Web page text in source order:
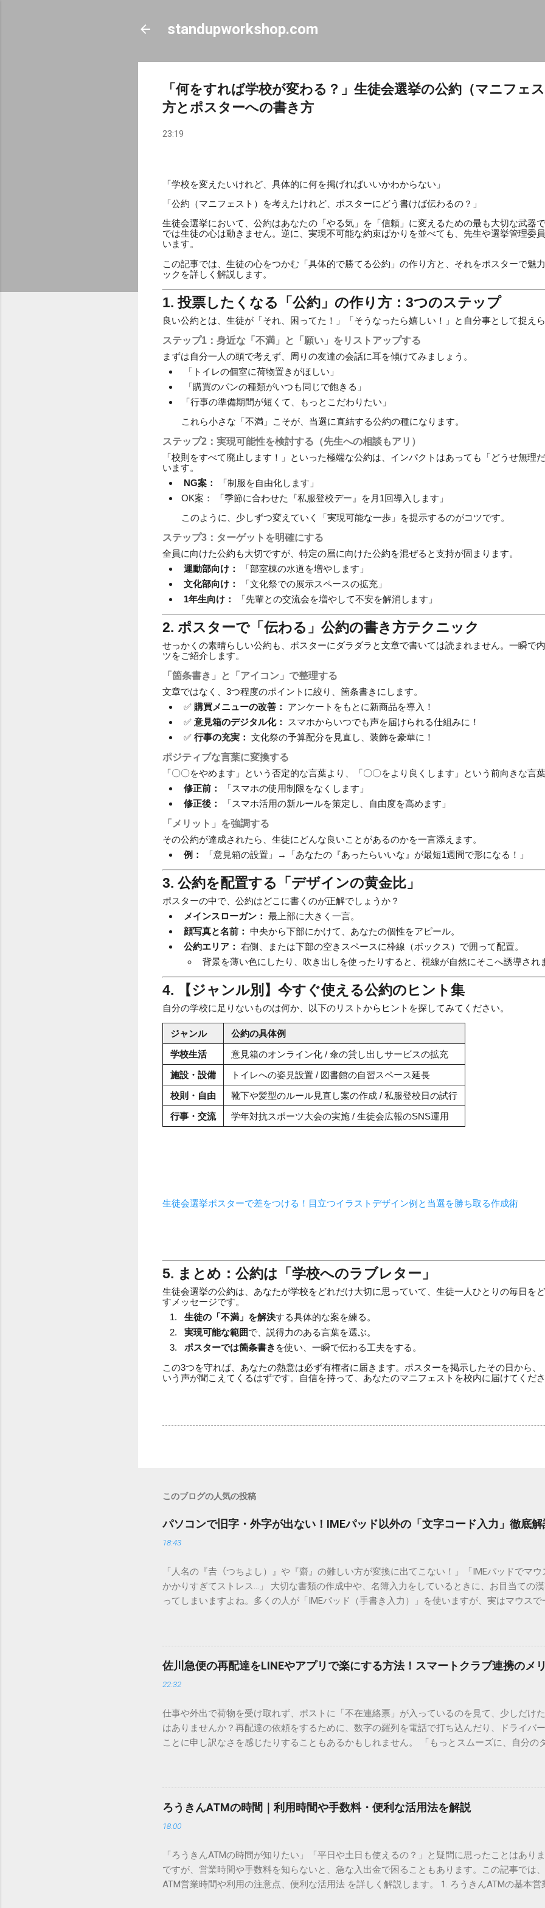
standupworkshop.com
「何をすれば学校が変わる？」生徒会選挙の公約（マニフェ
方とポスターへの書き方
23:19
「学校を変えたいけれど、具体的に何を掲げればいいかわからない」
「公約（マニフェスト）を考えたけれど、ポスターにどう書けば伝わるの？」
生徒会選挙において、公約はあなたの「やる気」を「信頼」に変えるための最も大切な武器
では生徒の心は動きません。逆に、実現不可能な約束ばかりを並べても、先生や選挙管理委
います。
この記事では、生徒の心をつかむ「具体的で勝てる公約」の作り方と、それをポスターで魅
ックを詳しく解説します。
1. 投票したくなる「公約」の作り方：3つのステップ
良い公約とは、生徒が「それ、困ってた！」「そうなったら嬉しい！」と自分事として捉え
ステップ1：身近な「不満」と「願い」をリストアップする
まずは自分一人の頭で考えず、周りの友達の会話に耳を傾けてみましょう。
「トイレの個室に荷物置きがほしい」
「購買のパンの種類がいつも同じで飽きる」
「行事の準備期間が短くて、もっとこだわりたい」
これら小さな「不満」こそが、当選に直結する公約の種になります。
ステップ2：実現可能性を検討する（先生への相談もアリ）
「校則をすべて廃止します！」といった極端な公約は、インパクトはあっても「どうせ無理
います。
NG案：
「制服を自由化します」
OK案： 「季節に合わせた『私服登校デー』を月1回導入します」
このように、少しずつ変えていく「実現可能な一歩」を提示するのがコツです。
ステップ3：ターゲットを明確にする
全員に向けた公約も大切ですが、特定の層に向けた公約を混ぜると支持が固まります。
運動部向け：
「部室棟の水道を増やします」
文化部向け：
「文化祭での展示スペースの拡充」
1年生向け：
「先輩との交流会を増やして不安を解消します」
2. ポスターで「伝わる」公約の書き方テクニック
せっかくの素晴らしい公約も、ポスターにダラダラと文章で書いては読まれません。一瞬で
ツをご紹介します。
「箇条書き」と「アイコン」で整理する
文章ではなく、3つ程度のポイントに絞り、箇条書きにします。
✅ 購買メニューの改善：
アンケートをもとに新商品を導入！
✅ 意見箱のデジタル化：
スマホからいつでも声を届けられる仕組みに！
✅ 行事の充実： 文化祭の予算配分を見直し、装飾を豪華に！
ポジティブな言葉に変換する
「〇〇をやめます」という否定的な言葉より、「〇〇をより良くします」という前向きな言
修正前：
「スマホの使用制限をなくします」
修正後：
「スマホ活用の新ルールを策定し、自由度を高めます」
「メリット」を強調する
その公約が達成されたら、生徒にどんな良いことがあるのかを一言添えます。
例：
「意見箱の設置」→「あなたの『あったらいいな』が最短1週間で形になる！」
3. 公約を配置する「デザインの黄金比」
ポスターの中で、公約はどこに書くのが正解でしょうか？
メインスローガン： 最上部に大きく一言。
顔写真と名前： 中央から下部にかけて、あなたの個性をアピール。
公約エリア： 右側、または下部の空きスペースに枠線（ボックス）で囲って配置。
背景を薄い色にしたり、吹き出しを使ったりすると、視線が自然にそこへ誘導され
4. 【ジャンル別】今すぐ使える公約のヒント集
自分の学校に足りないものは何か、以下のリストからヒントを探してみてください。
ジャンル
公約の具体例
学校生活
意見箱のオンライン化 / 傘の貸し出しサービスの拡充
施設・設備
トイレへの姿見設置 / 図書館の自習スペース延長
校則・自由
靴下や髪型のルール見直し案の作成 / 私服登校日の試行
行事・交流
学年対抗スポーツ大会の実施 / 生徒会広報のSNS運用
生徒会選挙ポスターで差をつける！目立つイラストデザイン例と当選を勝ち取る作成術
5. まとめ：公約は「学校へのラブレター」
生徒会選挙の公約は、あなたが学校をどれだけ大切に思っていて、生徒一人ひとりの毎日を
すメッセージです。
生徒の「不満」を解決する具体的な案を練る。
実現可能な範囲で、説得力のある言葉を選ぶ。
ポスターでは箇条書き を使い、一瞬で伝わる工夫をする。
この3つを守れば、あなたの熱意は必ず有権者に届きます。ポスターを掲示したその日から
いう声が聞こえてくるはずです。自信を持って、あなたのマニフェストを校内に届けてくだ
このブログの人気の投稿
パソコンで旧字・外字が出ない！IMEパッド以外の「文字コード入力」徹底解
18:43
「人名の『𠮷（つちよし）』や『齋』の難しい方が変換に出てこない！」「IMEパッドでマ
かかりすぎてストレス…」 大切な書類の作成中や、名簿入力をしているときに、お目当ての
ってしまいますよね。多くの人が「IMEパッド（手書き入力）」を使いますが、実はマウス
この方法をマスターすれば、もう難しい漢字の入力で手を止める必要はありません。 1. なぜ
が出てこないのか？ そもそも、なぜ普通の変換で出てこない漢字があるのでしょうか。その
認識する仕組みにあります。 日本のパソコンで一般的に使われる漢字は、JIS規格（日本産
準」「第2水準」といった形で整理されています。しかし、人名や地名に使われる非常に古
「Unicode（ユニコード）」や「JISコード」といった 文字コード です。パソコン上のすべ
所」のような番号が割り振られています。変換候補に出ない文字でも、この住所（コード）
び出すことができるのです。 2. Windows標準機能！文字コードで漢字を出す「16進数入力」
角」にする（※重要）。 **「20BB7」**と入力する。 直後にキーボードの**[Alt]キーを押し
力した数字が、一瞬で対応する漢字（例：𠮷）に変換されます。 注記： この方法は、特に
佐川急便の再配達をLINEやアプリで楽にする方法！スマートクラブ連携のメ
22:32
仕事や外出で荷物を受け取れず、ポストに「不在連絡票」が入っているのを見て、少しだけ
はありませんか？再配達の依頼をするために、数字の羅列を電話で打ち込んだり、ドライバ
ことに申し訳なさを感じたりすることもあるかもしれません。 「もっとスムーズに、自分の
なります。この記事では、忙しい毎日をサポートする便利な受け取り術と、連携による具体
す。 佐川急便の再配達が劇的に変わる「スマートクラブ」とは？ まず押さえておきたいの
会員サービス「スマートクラブ」です。これは、荷物の配送状況をリアルタイムで管理する
す。 以前はウェブサイトを開いてログインする手間がありましたが、現在はLINEやアプリと
じめ配達時間を変更するといった先回りの対応が可能になります。 LINE連携で「不在連絡票
本国内で最も利用されているコミュニケーションアプリ「LINE」を佐川急便と連携させると
します。 1. トーク画面からワンタップで依頼 不在連絡票に記載されたQRコードを読み取る
ろうきんATMの時間｜利用時間や手数料・便利な活用法を解説
18:00
「ろうきんATMの時間が知りたい」「平日や土日も使えるの？」と疑問に思ったことはあり
ですが、営業時間や手数料を知らないと、急な入出金で困ることもあります。この記事では
ATM営業時間や利用の注意点、便利な活用法 を詳しく解説します。 1. ろうきんATMの基本